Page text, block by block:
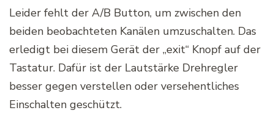
Leider fehlt der A/B Button, um zwischen den
beiden beobachteten Kanälen umzuschalten. Das
erledigt bei diesem Gerät der „exit“ Knopf auf der
Tastatur. Dafür ist der Lautstärke Drehregler
besser gegen verstellen oder versehentliches
Einschalten geschützt.